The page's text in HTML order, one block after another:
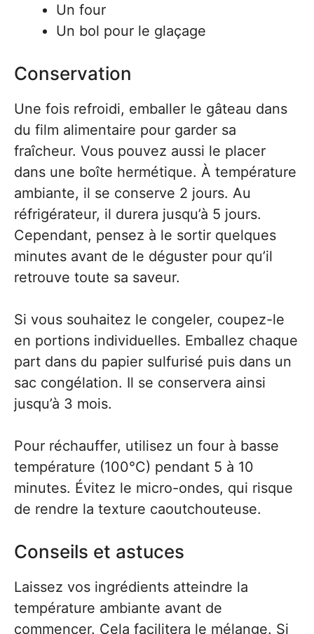
Un four
Un bol pour le glaçage
Conservation
Une fois refroidi, emballer le gâteau dans
du film alimentaire pour garder sa
fraîcheur. Vous pouvez aussi le placer
dans une boîte hermétique. À température
ambiante, il se conserve 2 jours. Au
réfrigérateur, il durera jusqu’à 5 jours.
Cependant, pensez à le sortir quelques
minutes avant de le déguster pour qu’il
retrouve toute sa saveur.
Si vous souhaitez le congeler, coupez-le
en portions individuelles. Emballez chaque
part dans du papier sulfurisé puis dans un
sac congélation. Il se conservera ainsi
jusqu’à 3 mois.
Pour réchauffer, utilisez un four à basse
température (100°C) pendant 5 à 10
minutes. Évitez le micro-ondes, qui risque
de rendre la texture caoutchouteuse.
Conseils et astuces
Laissez vos ingrédients atteindre la
température ambiante avant de
commencer. Cela facilitera le mélange. Si